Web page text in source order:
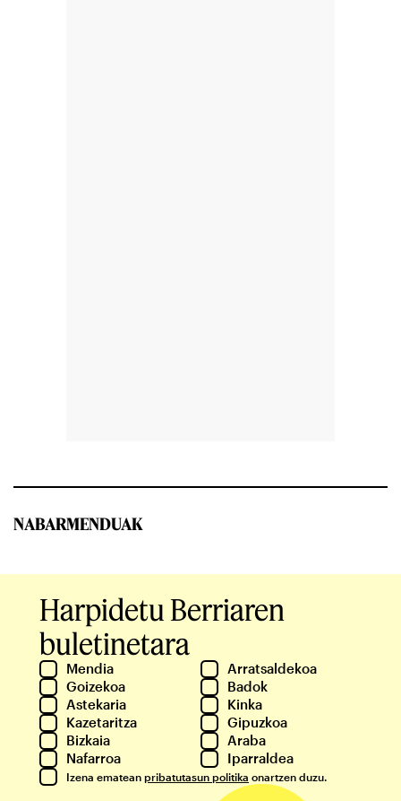
NABARMENDUAK
Harpidetu Berriaren
buletinetara
Mendia
Arratsaldekoa
Goizekoa
Badok
Astekaria
Kinka
Kazetaritza
Gipuzkoa
Bizkaia
Araba
Nafarroa
Iparraldea
Izena ematean pribatutasun politika onartzen duzu.